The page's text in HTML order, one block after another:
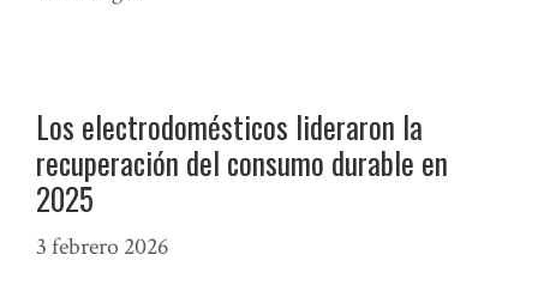
Los electrodomésticos lideraron la
recuperación del consumo durable en
2025
3 febrero 2026